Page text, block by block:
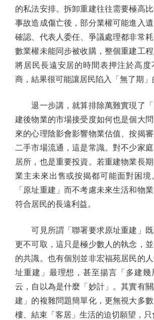
的私法安排。拆卸重建往往需要極高
事故造成傷亡後，部分業權可能進入
確認、代表人委任、爭議處理都非常
數業權未能同步被收購，整個重建工
將居民長遠安居的時間表押注於高度
商，結果很可能讓居民陷入「無了期」
退一步講，就算排除萬難實現了「
建後物業的市場接受度如何也是個大
來的心理陰影會影響物業估值、按揭
二手市場流通，這是常識。對不少家
居所，也是重要投資。若重建物業長期
業主未來出售或按揭都可能面對困境
「原址重建」而不考慮未來生活和物
符合居民的長遠利益。
可見所謂「聯署要求原址重建」既
更不可取，這只是極少數人的執念，
的共識。也有個別並非宏福苑居民的
址重建」最理想，甚至揚言「多建幾
云，自以為是什麼「妙計」。其實有
建」的複雜問題簡單化，更無視大多
樓、結束「客居」生活的迫切願望，只